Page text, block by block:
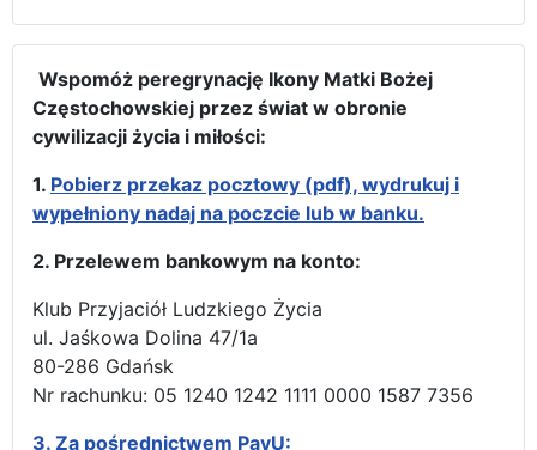
Wspomóż peregrynację Ikony Matki Bożej
Częstochowskiej przez świat w obronie
cywilizacji życia i miłości:
1. Pobierz przekaz pocztowy (pdf), wydrukuj i
wypełniony nadaj na poczcie lub w banku.
2. Przelewem bankowym na konto:
Klub Przyjaciół Ludzkiego Życia
ul. Jaśkowa Dolina 47/1a
80-286 Gdańsk
Nr rachunku: 05 1240 1242 1111 0000 1587 7356
3. Za pośrednictwem PayU: